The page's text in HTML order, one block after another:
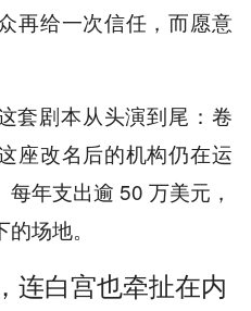
再给一次信任，而愿意
套剧本从头演到尾：卷
座改名后的机构仍在运
年支出逾 50 万美元，
场地。
连白宫也牵扯在内